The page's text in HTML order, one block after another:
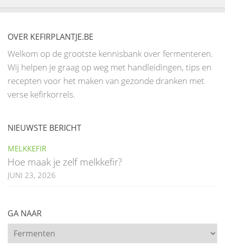
OVER KEFIRPLANTJE.BE
Welkom op de grootste kennisbank over fermenteren.
Wij helpen je graag op weg met handleidingen, tips en
recepten voor het maken van gezonde dranken met
verse kefirkorrels.
NIEUWSTE BERICHT
MELKKEFIR
Hoe maak je zelf melkkefir?
JUNI 23, 2026
GA NAAR
Ga
naar